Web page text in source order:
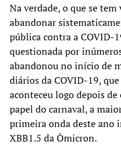
Na verdade, o que se
abandonar
pública contra a COVID-
questionada por
abandonou no início de
diários da COVID-19,
aconteceu logo depois
papel do carnaval, a
primeira onda deste ano
XBB1.5 da Ômicron.